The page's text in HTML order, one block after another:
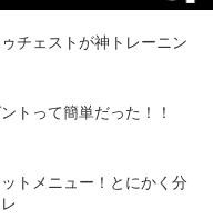
チェストが神トレーニン
トって簡単だった！！
トメニュー！とにかく分